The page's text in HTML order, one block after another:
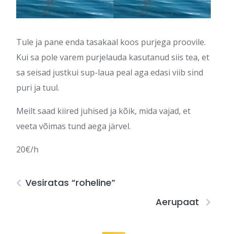
Tule ja pane enda tasakaal koos purjega proovile.
Kui sa pole varem purjelauda kasutanud siis tea, et
sa seisad justkui sup-laua peal aga edasi viib sind
puri ja tuul.
Meilt saad kiired juhised ja kõik, mida vajad, et
veeta võimas tund aega järvel.
20€/h
Vesiratas “roheline”
Aerupaat